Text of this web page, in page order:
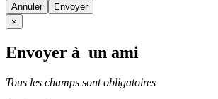
Annuler
×
Envoyer à un ami
Tous les champs sont obligatoires